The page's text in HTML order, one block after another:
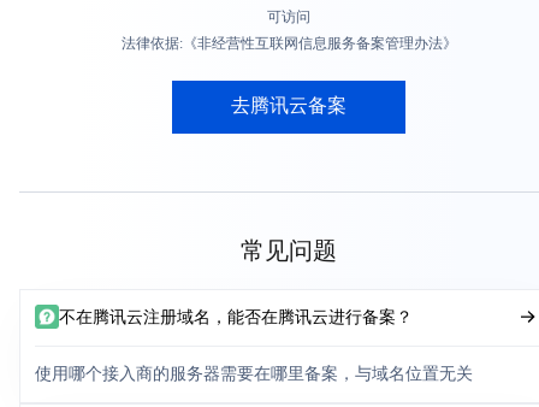
可访问
法律依据:《非经营性互联网信息服务备案管理办法》
去腾讯云备案
常见问题
不在腾讯云注册域名，能否在腾讯云进行备案？
使用哪个接入商的服务器需要在哪里备案，与域名位置无关